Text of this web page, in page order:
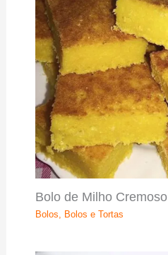
Bolo de Milho Cremoso
Bolos, Bolos e Tortas